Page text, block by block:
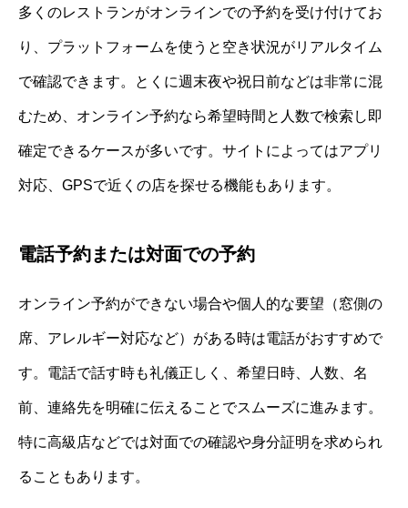
多くのレストランがオンラインでの予約を受け付けてお
り、プラットフォームを使うと空き状況がリアルタイム
で確認できます。とくに週末夜や祝日前などは非常に混
むため、オンライン予約なら希望時間と人数で検索し即
確定できるケースが多いです。サイトによってはアプリ
対応、GPSで近くの店を探せる機能もあります。
電話予約または対面での予約
オンライン予約ができない場合や個人的な要望（窓側の
席、アレルギー対応など）がある時は電話がおすすめで
す。電話で話す時も礼儀正しく、希望日時、人数、名
前、連絡先を明確に伝えることでスムーズに進みます。
特に高級店などでは対面での確認や身分証明を求められ
ることもあります。